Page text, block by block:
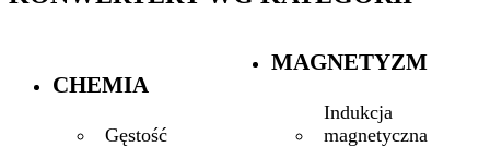
CHEMIA
Gęstość
MAGNETYZM
Indukcja
magnetyczna